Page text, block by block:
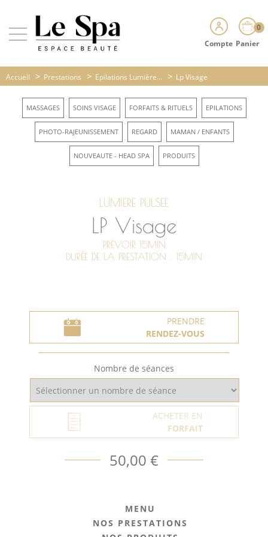
Compte
0
Panier
Accueil > Prestations > Epilations Lumière... > Lp Visage
MASSAGES SOINS VISAGE FORFAITS & RITUELS EPILATIONS
PHOTO-RAJEUNISSEMENT REGARD MAMAN / ENFANTS
NOUVEAUTE - HEAD SPA PRODUITS
LUMIERE PULSEE
LP Visage
PRÉVOIR 15MIN
DURÉE DE LA PRESTATION : 15MIN
PRENDRE
RENDEZ-VOUS
Nombre de séances
ACHETER EN
FORFAIT
50,00 €
MENU
NOS PRESTATIONS